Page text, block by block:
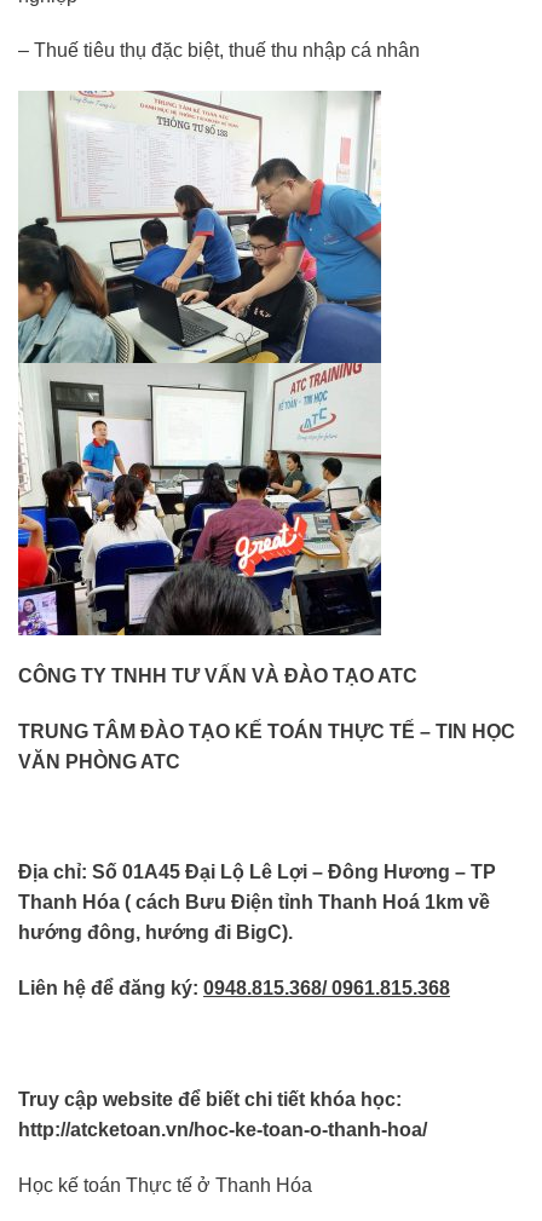
– Thuế tiêu thụ đặc biệt, thuế thu nhập cá nhân
CÔNG TY TNHH TƯ VẤN VÀ ĐÀO TẠO ATC
TRUNG TÂM ĐÀO TẠO KẾ TOÁN THỰC TẾ – TIN HỌC
VĂN PHÒNG ATC
Địa chỉ: Số 01A45 Đại Lộ Lê Lợi – Đông Hương – TP
Thanh Hóa ( cách Bưu Điện tỉnh Thanh Hoá 1km về
hướng đông, hướng đi BigC).
Liên hệ để đăng ký: 0948.815.368/ 0961.815.368
Truy cập website để biết chi tiết khóa học:
http://atcketoan.vn/hoc-ke-toan-o-thanh-hoa/
Học kế toán Thực tế ở Thanh Hóa